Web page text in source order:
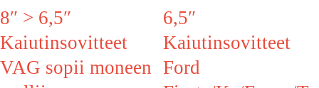
8″ > 6,5″
Kaiutinsovitteet
VAG sopii moneen
6,5″
Kaiutinsovitteet
Ford